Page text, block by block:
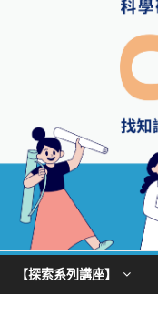
【探索系列講座】